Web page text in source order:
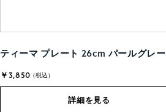
ティーマ プレート 26cm パールグレー
￥3,850 (税込)
詳細を見る